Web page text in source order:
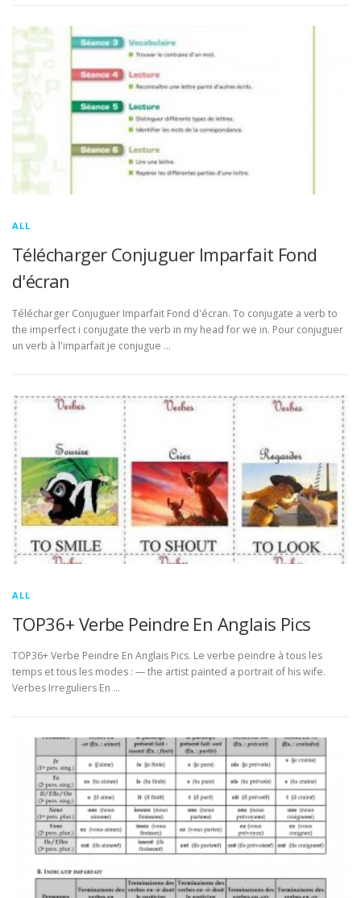
ALL
Télécharger Conjuguer Imparfait Fond
d'écran
Télécharger Conjuguer Imparfait Fond d'écran. To conjugate a verb to
the imperfect i conjugate the verb in my head for we in. Pour conjuguer
un verb à l'imparfait je conjugue …
ALL
TOP36+ Verbe Peindre En Anglais Pics
TOP36+ Verbe Peindre En Anglais Pics. Le verbe peindre à tous les
temps et tous les modes : — the artist painted a portrait of his wife.
Verbes Irreguliers En …